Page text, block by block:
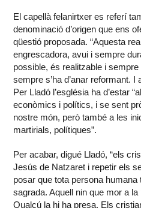
El capellà felanirtxer es referí
denominació d’origen que ens
qüestió proposada. “Aquesta
engrescadora, avui i sempre
possible, és realitzable i sempre
sempre s’ha d’anar reformant. I
Per Lladó l’església ha d’estar
econòmics i polítics, i se sent
nostre món, però també a les
martirials, polítiques”.
Per acabar, digué Lladó, “els
Jesús de Natzaret i repetir els
posar que tota persona humana
sagrada. Aquell nin que mor a
Qualcú la hi ha presa. Els